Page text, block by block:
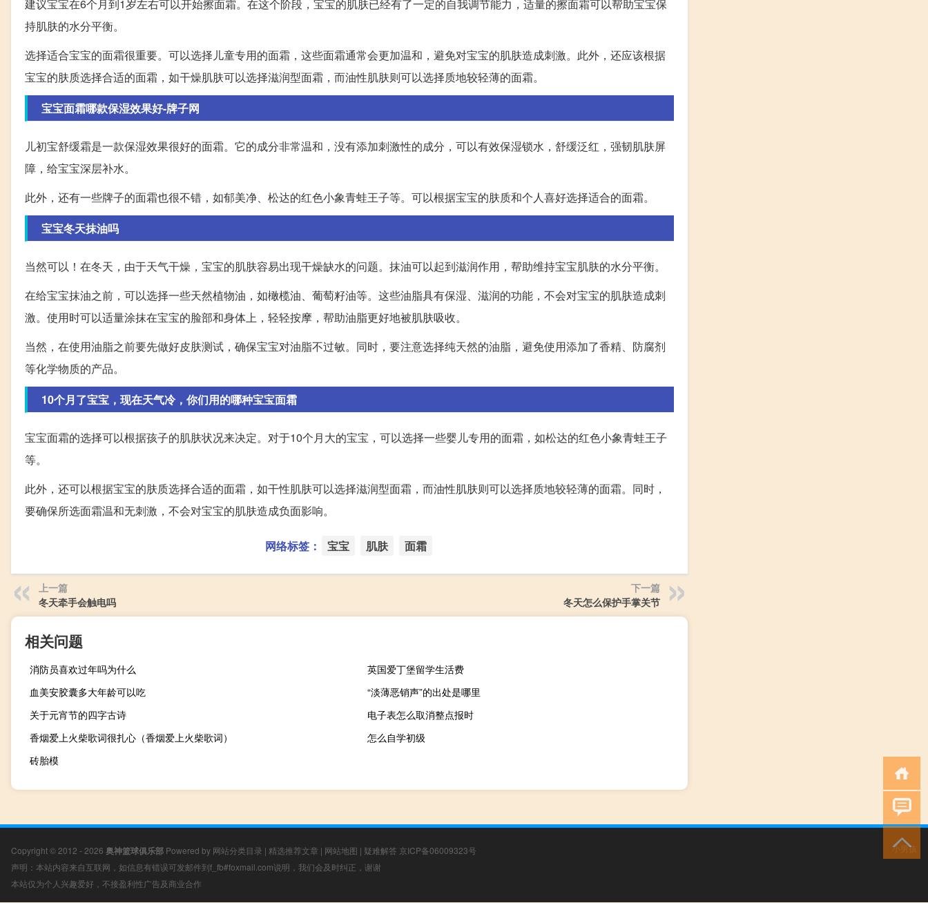
建议宝宝在6个月到1岁左右可以开始擦面霜。在这个阶段，宝宝的肌肤已经有了一定的自我调节能力，适量的擦面霜可以帮助宝宝保
持肌肤的水分平衡。
选择适合宝宝的面霜很重要。可以选择儿童专用的面霜，这些面霜通常会更加温和，避免对宝宝的肌肤造成刺激。此外，还应该根据
宝宝的肤质选择合适的面霜，如干燥肌肤可以选择滋润型面霜，而油性肌肤则可以选择质地较轻薄的面霜。
宝宝面霜哪款保湿效果好-牌子网
儿初宝舒缓霜是一款保湿效果很好的面霜。它的成分非常温和，没有添加刺激性的成分，可以有效保湿锁水，舒缓泛红，强韧肌肤屏
障，给宝宝深层补水。
此外，还有一些牌子的面霜也很不错，如郁美净、松达的红色小象青蛙王子等。可以根据宝宝的肤质和个人喜好选择适合的面霜。
宝宝冬天抹油吗
当然可以！在冬天，由于天气干燥，宝宝的肌肤容易出现干燥缺水的问题。抹油可以起到滋润作用，帮助维持宝宝肌肤的水分平衡。
在给宝宝抹油之前，可以选择一些天然植物油，如橄榄油、葡萄籽油等。这些油脂具有保湿、滋润的功能，不会对宝宝的肌肤造成刺
激。使用时可以适量涂抹在宝宝的脸部和身体上，轻轻按摩，帮助油脂更好地被肌肤吸收。
当然，在使用油脂之前要先做好皮肤测试，确保宝宝对油脂不过敏。同时，要注意选择纯天然的油脂，避免使用添加了香精、防腐剂
等化学物质的产品。
10个月了宝宝，现在天气冷，你们用的哪种宝宝面霜
宝宝面霜的选择可以根据孩子的肌肤状况来决定。对于10个月大的宝宝，可以选择一些婴儿专用的面霜，如松达的红色小象青蛙王子
等。
此外，还可以根据宝宝的肤质选择合适的面霜，如干性肌肤可以选择滋润型面霜，而油性肌肤则可以选择质地较轻薄的面霜。同时，
要确保所选面霜温和无刺激，不会对宝宝的肌肤造成负面影响。
网络标签： 宝宝 肌肤 面霜
上一篇
冬天牵手会触电吗
下一篇
冬天怎么保护手掌关节
相关问题
消防员喜欢过年吗为什么
英国爱丁堡留学生活费
血美安胶囊多大年龄可以吃
“淡薄恶销声”的出处是哪里
关于元宵节的四字古诗
电子表怎么取消整点报时
香烟爱上火柴歌词很扎心（香烟爱上火柴歌词）
怎么自学初级
砖胎模
Copyright © 2012 - 2026 奥神篮球俱乐部 Powered by 网站分类目录 | 精选推荐文章 | 网站地图 | 疑难解答 京ICP备06009323号
声明：本站内容来自互联网，如信息有错误可发邮件到f_fb#foxmail.com说明，我们会及时纠正，谢谢
本站仅为个人兴趣爱好，不接盈利性广告及商业合作
小男孩